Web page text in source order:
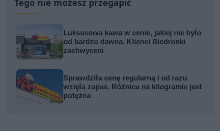
Tego nie możesz przegapić
Luksusowa kawa w cenie, jakiej nie było
od bardzo dawna. Klienci Biedronki
zachwyceni
Sprawdziła cenę regularną i od razu
wzięła zapas. Różnica na kilogramie jest
potężna